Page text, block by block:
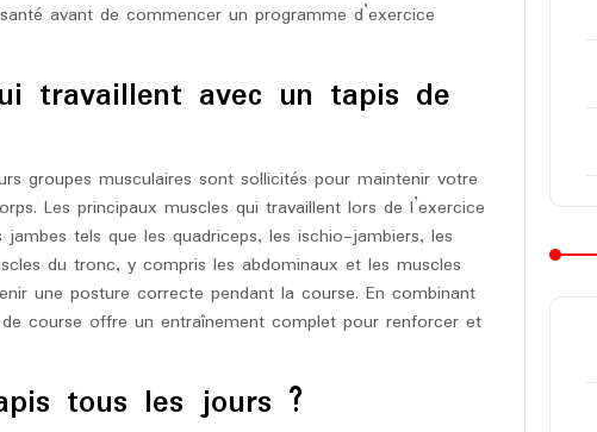
avant de commencer un programme d’exercice
travaillent avec un tapis de
groupes musculaires sont sollicités pour maintenir votre
Les principaux muscles qui travaillent lors de l’exercice
tels que les quadriceps, les ischio-jambiers, les
du tronc, y compris les abdominaux et les muscles
une posture correcte pendant la course. En combinant
de course offre un entraînement complet pour renforcer et
tous les jours ?